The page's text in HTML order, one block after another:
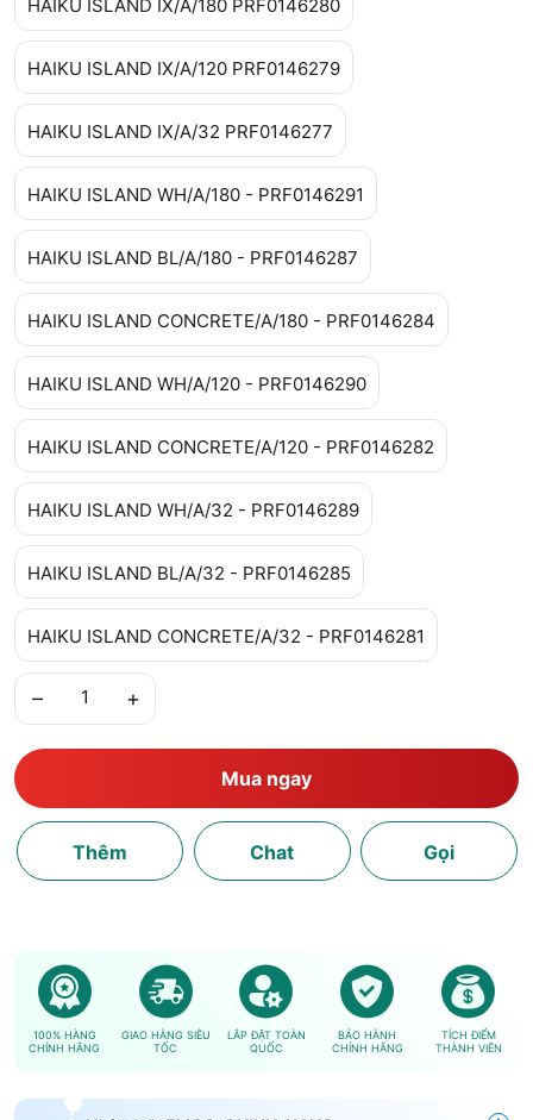
HAIKU ISLAND IX/A/180 PRF0146280
HAIKU ISLAND IX/A/120 PRF0146279
HAIKU ISLAND IX/A/32 PRF0146277
HAIKU ISLAND WH/A/180 - PRF0146291
HAIKU ISLAND BL/A/180 - PRF0146287
HAIKU ISLAND CONCRETE/A/180 - PRF0146284
HAIKU ISLAND WH/A/120 - PRF0146290
HAIKU ISLAND CONCRETE/A/120 - PRF0146282
HAIKU ISLAND WH/A/32 - PRF0146289
HAIKU ISLAND BL/A/32 - PRF0146285
HAIKU ISLAND CONCRETE/A/32 - PRF0146281
– +
Mua ngay
Thêm Chat Gọi
100% HÀNG
CHÍNH HÃNG
GIAO HÀNG SIÊU
TỐC
LẮP ĐẶT TOÀN
QUỐC
BẢO HÀNH
CHÍNH HÃNG
TÍCH ĐIỂM
THÀNH VIÊN